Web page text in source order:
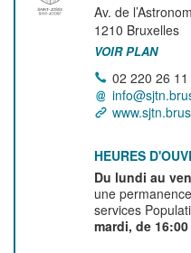
Av. de
1210 Bruxelles
VOIR PLAN
02 220 26 11
HEURES
Du lundi au
une
services
mardi, de